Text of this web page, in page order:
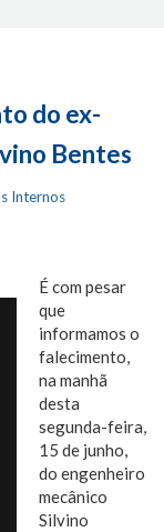
do ex-
Bentes
Internos
É com pesar
que
informamos o
falecimento,
na manhã
desta
segunda-feira,
15 de junho,
do engenheiro
mecânico
Silvino